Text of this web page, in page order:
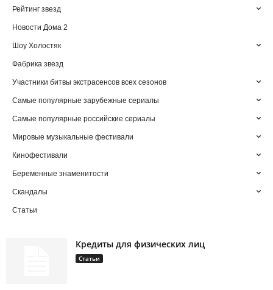
Рейтинг звезд
Новости Дома 2
Шоу Холостяк
Фабрика звезд
Участники битвы экстрасенсов всех сезонов
Самые популярные зарубежные сериалы
Самые популярные российские сериалы
Мировые музыкальные фестивали
Кинофестивали
Беременные знаменитости
Скандалы
Статьи
Кредиты для физических лиц
Статьи